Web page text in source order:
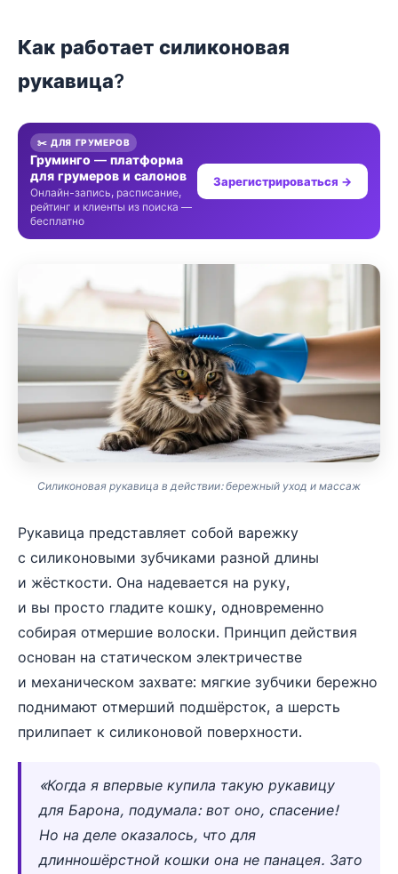
Как работает силиконовая
рукавица?
✂️ ДЛЯ ГРУМЕРОВ
Груминго — платформа
для грумеров и салонов
Онлайн-запись, расписание,
рейтинг и клиенты из поиска —
бесплатно
Зарегистрироваться →
Силиконовая рукавица в действии: бережный уход и массаж
Рукавица представляет собой варежку
с силиконовыми зубчиками разной длины
и жёсткости. Она надевается на руку,
и вы просто гладите кошку, одновременно
собирая отмершие волоски. Принцип действия
основан на статическом электричестве
и механическом захвате: мягкие зубчики бережно
поднимают отмерший подшёрсток, а шерсть
прилипает к силиконовой поверхности.
«Когда я впервые купила такую рукавицу
для Барона, подумала: вот оно, спасение!
Но на деле оказалось, что для
длинношёрстной кошки она не панацея. Зато